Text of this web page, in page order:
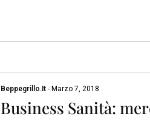
Beppegrillo.it -Marzo 7, 2018
Business Sanità: